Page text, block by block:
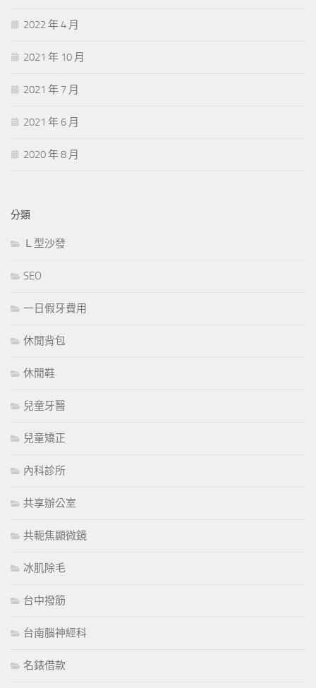
2022 年 4 月
2021 年 10 月
2021 年 7 月
2021 年 6 月
2020 年 8 月
分類
Ｌ型沙發
SEO
一日假牙費用
休閒背包
休閒鞋
兒童牙醫
兒童矯正
內科診所
共享辦公室
共軛焦顯微鏡
冰肌除毛
台中撥筋
台南腦神經科
名錶借款